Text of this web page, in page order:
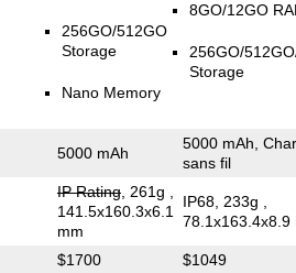
256GO/512GO
Storage
Nano Memory
8GO/12GO
256GO/
Storage
5000 mAh
5000 mAh,
sans fil
IP Rating, 261g
141.5x160.3x6.1
mm
IP68, 233g
78.1x163.4x8.9
$1700 $1049